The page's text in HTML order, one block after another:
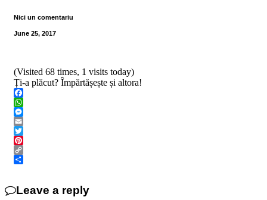
Nici un comentariu
June 25, 2017
(Visited 68 times, 1 visits today)
Ți-a plăcut? Împărtășește și altora!
Facebook
WhatsApp
Messenger
Email
Twitter
Pinterest
Copy
Leave a reply